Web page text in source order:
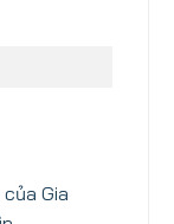
Gia